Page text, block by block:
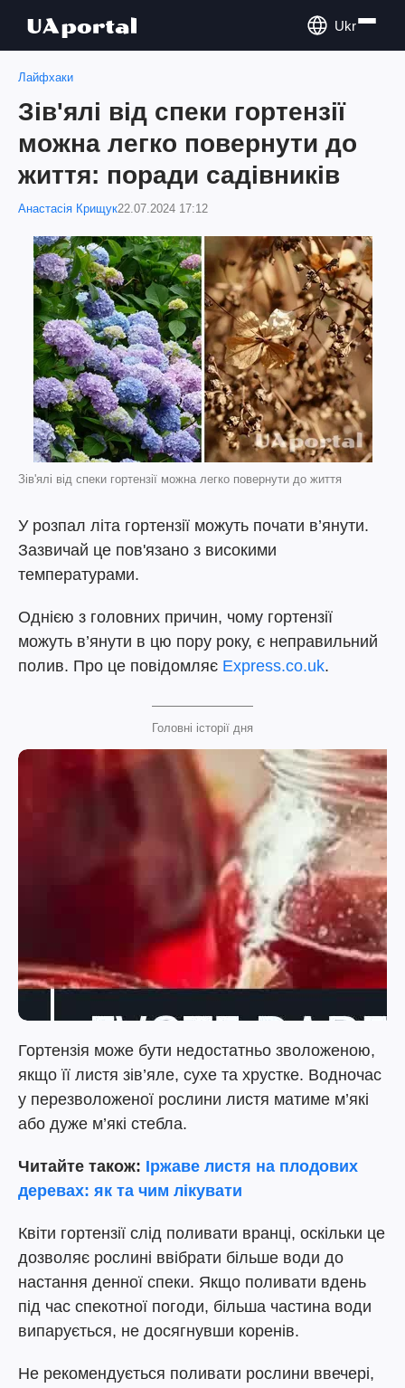
Ukr
Лайфхаки
Зів'ялі від спеки гортензії
можна легко повернути до
життя: поради садівників
Анастасія Крищук22.07.2024 17:12
Зів'ялі від спеки гортензії можна легко повернути до життя
У розпал літа гортензії можуть почати в’янути.
Зазвичай це пов'язано з високими
температурами.
Однією з головних причин, чому гортензії
можуть в’янути в цю пору року, є неправильний
полив. Про це повідомляє Express.co.uk.
Головні історії дня
Гортензія може бути недостатньо зволоженою,
якщо її листя зів’яле, сухе та хрустке. Водночас
у перезволоженої рослини листя матиме м’які
або дуже м’які стебла.
Читайте також: Іржаве листя на плодових
деревах: як та чим лікувати
Квіти гортензії слід поливати вранці, оскільки це
дозволяє рослині ввібрати більше води до
настання денної спеки. Якщо поливати вдень
під час спекотної погоди, більша частина води
випарується, не досягнувши коренів.
Не рекомендується поливати рослини ввечері,